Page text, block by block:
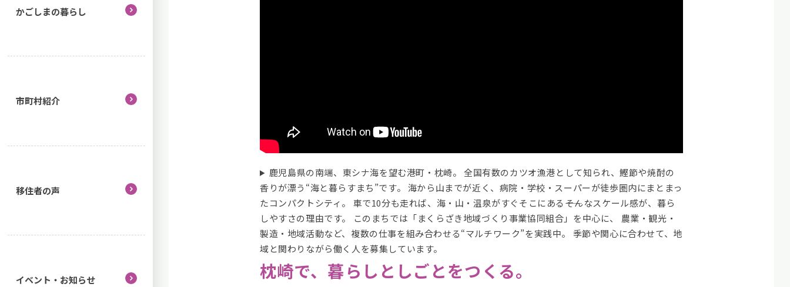
かごしまの暮らし
市町村紹介
移住者の声
イベント・お知らせ
鹿児島県の南端、東シナ海を望む港町・枕崎。 全国有数のカツオ漁港として知られ、鰹節や焼酎の
香りが漂う“海と暮らすまち”です。 海から山までが近く、病院・学校・スーパーが徒歩圏内にまとまっ
たコンパクトシティ。 車で10分も走れば、海・山・温泉がすぐそこにある――そんなスケール感が、暮ら
しやすさの理由です。 このまちでは「まくらざき地域づくり事業協同組合」を中心に、 農業・観光・
製造・地域活動など、複数の仕事を組み合わせる“マルチワーク”を実践中。 季節や関心に合わせて、地
域と関わりながら働く人を募集しています。
枕崎で、暮らしとしごとをつくる。